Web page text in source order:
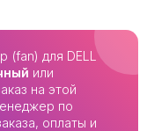
(fan) для DELL
или
на этой
по
оплаты и